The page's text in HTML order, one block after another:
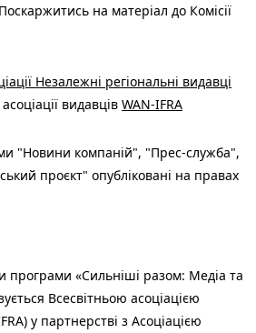
на матеріал до Комісії
Незалежні регіональні видавці
видавців WAN-IFRA
"Новини компаній", "Прес-служба",
проєкт" опубліковані на правах
програми «Сильніші разом: Медіа та
Всесвітньою асоціацією
у партнерстві з Асоціацією